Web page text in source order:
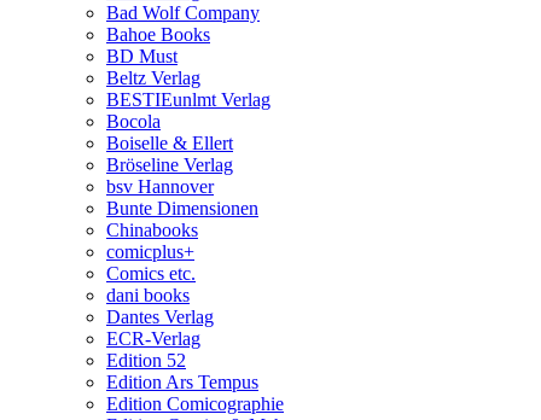
Bad Wolf Company
Bahoe Books
BD Must
Beltz Verlag
BESTIEunlmt Verlag
Bocola
Boiselle & Ellert
Bröseline Verlag
bsv Hannover
Bunte Dimensionen
Chinabooks
comicplus+
Comics etc.
dani books
Dantes Verlag
ECR-Verlag
Edition 52
Edition Ars Tempus
Edition Comicographie